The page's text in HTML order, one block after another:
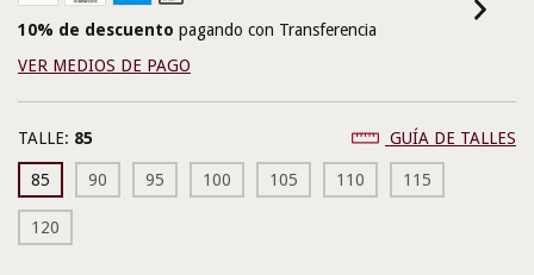
10% de descuento pagando con Transferencia
VER MEDIOS DE PAGO
TALLE: 85 GUÍA DE TALLES
85 90 95 100 105 110 115
120